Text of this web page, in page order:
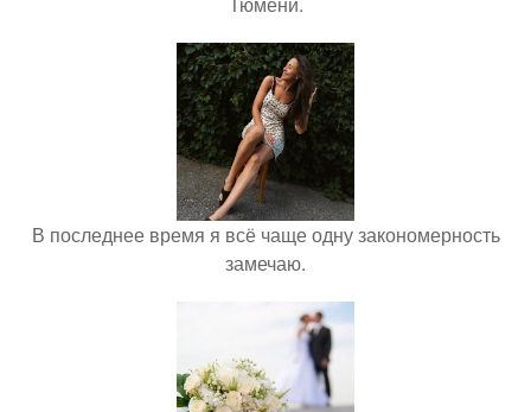
В последнее время я всё чаще одну закономерность
замечаю.